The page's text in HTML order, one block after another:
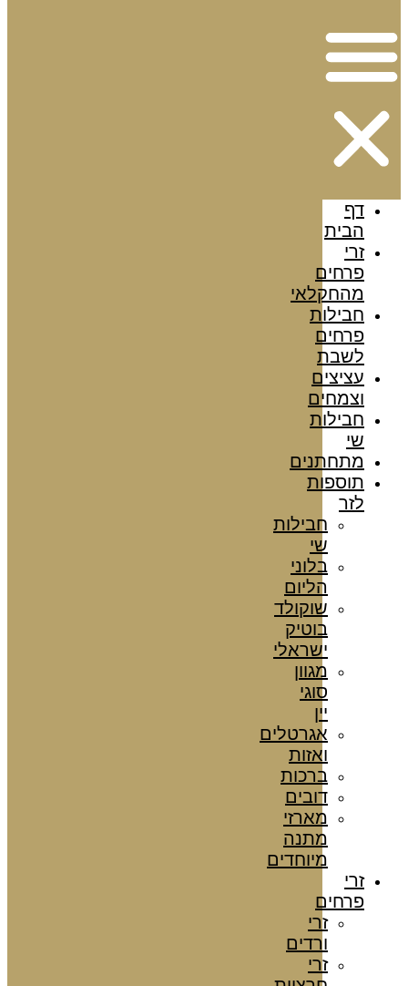
דף
הבית
זרי
פרחים
מהחקלאי
חבילות
פרחים
לשבת
עציצים
וצמחים
חבילות
שי
מתחתנים
תוספות
לזר
חבילות
שי
בלוני
הליום
שוקולד
בוטיק
ישראלי
מגוון
סוגי
יין
אגרטלים
ואזות
ברכות
דובים
מארזי
מתנה
מיוחדים
זרי
פרחים
זרי
ורדים
זרי